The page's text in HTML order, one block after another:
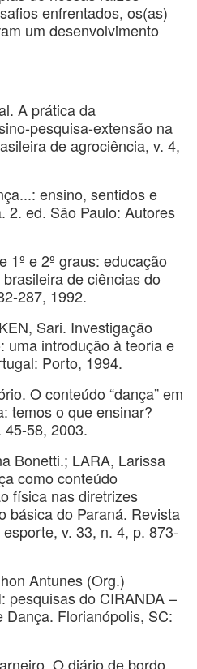
enfrentados, os(as)
um desenvolvimento
A prática da
pesquisa-extensão na
de agrociência, v. 4,
ensino, sentidos e
2. ed. São Paulo: Autores
1º e 2º graus: educação
de ciências do
287, 1992.
Sari. Investigação
uma introdução à teoria e
Porto, 1994.
O conteúdo “dança” em
temos o que ensinar?
45-58, 2003.
Bonetti.; LARA, Larissa
como conteúdo
física nas diretrizes
básica do Paraná. Revista
v. 33, n. 4, p. 873-
Antunes (Org.)
pesquisas do CIRANDA –
Florianópolis, SC:
O diário de bordo